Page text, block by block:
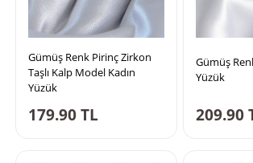
Gümüş Renk Pirinç Zirkon
Taşlı Kalp Model Kadın
Yüzük
179.90TL
Gümüş
Yüzük
209.90